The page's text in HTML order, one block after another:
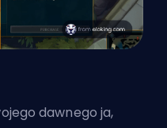
dawnego ja,